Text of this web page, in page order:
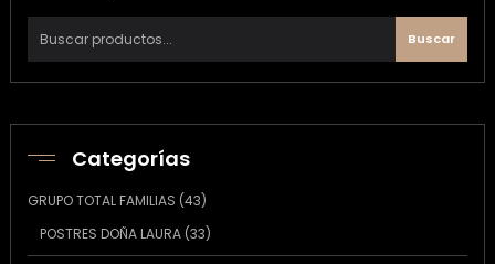
Buscar
Categorías
GRUPO TOTAL FAMILIAS 4343
POSTRES DOÑA LAURA 3333
productos